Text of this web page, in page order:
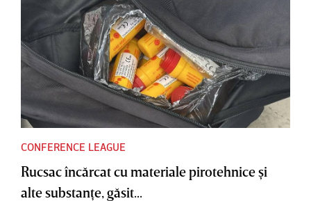
CONFERENCE LEAGUE
Rucsac încărcat cu materiale pirotehnice şi
alte substanţe, găsit...